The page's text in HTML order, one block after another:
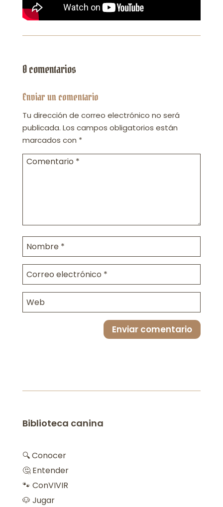
0 comentarios
Enviar un comentario
Tu dirección de correo electrónico no será
publicada. Los campos obligatorios están
marcados con *
Enviar comentario
Biblioteca canina
🔍 Conocer
🤔 Entender
🐾 ConVIVIR
🐶 Jugar